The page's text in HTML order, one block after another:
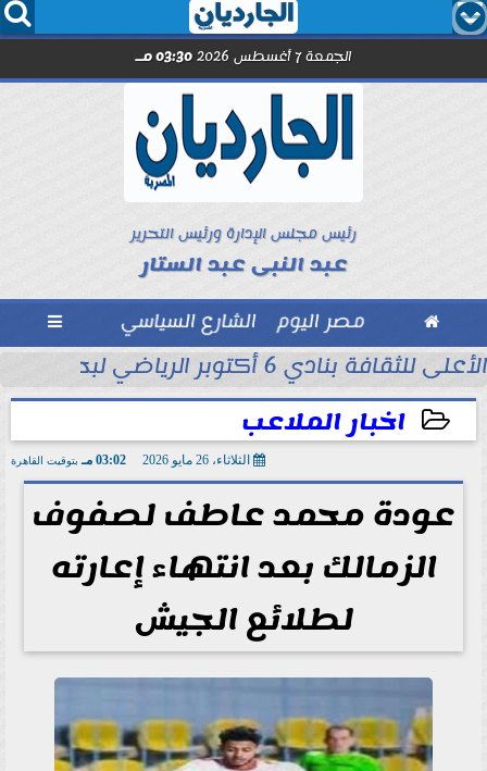
  
الجمعة 7 أغسطس 2026 03:30 مـ
رئيس مجلس الإدارة ورئيس التحرير
عبد النبى عبد الستار
 مصر اليوم الشارع السياسي 
التاريخ في...
الأعلى للثقافة بنادي 6 أكتوبر الرياضي لبحث ظاهرة العنف المجتمعي
اخبار الملاعب
الثلاثاء، 26 مايو 2026 03:02 مـ بتوقيت القاهرة
عودة محمد عاطف لصفوف
الزمالك بعد انتهاء إعارته
لطلائع الجيش